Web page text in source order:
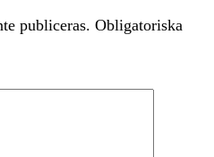
publiceras. Obligatoriska